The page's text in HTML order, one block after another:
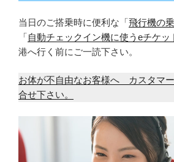
当日のご搭乗時に便利な「飛行機の
「自動チェックイン機に使うeチケッ
港へ行く前にご一読下さい。
お体が不自由なお客様へ カスタマ
合せ下さい。